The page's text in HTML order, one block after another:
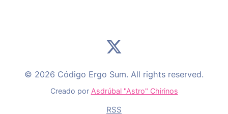
© 2026 Código Ergo Sum. All rights reserved.
Creado por Asdrúbal "Astro" Chirinos
RSS